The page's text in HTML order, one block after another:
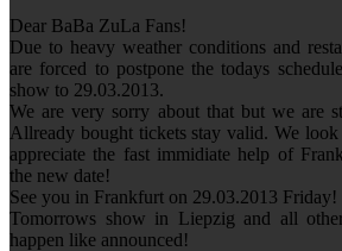
Dear BaBa ZuLa Fans!
Due to heavy weather conditions and
are forced to postpone the todays
show to 29.03.2013.
We are very sorry about that but we are
Allready bought tickets stay valid. We
appreciate the fast immidiate help of
the new date!
See you in Frankfurt on 29.03.2013 Friday!
Tomorrows show in Liepzig and all
happen like announced!